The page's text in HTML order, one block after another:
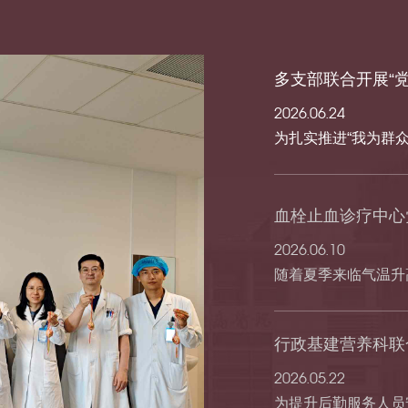
多支部联合开展“
2026.06.24
为扎实推进“我为群
血栓止血诊疗中
2026.06.10
随着夏季来临气温
行政基建营养科
2026.05.22
为提升后勤服务人